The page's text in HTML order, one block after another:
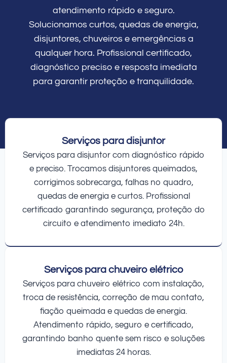
atendimento rápido e seguro.
Solucionamos curtos, quedas de energia,
disjuntores, chuveiros e emergências a
qualquer hora. Profissional certificado,
diagnóstico preciso e resposta imediata
para garantir proteção e tranquilidade.
Serviços para disjuntor
Serviços para disjuntor com diagnóstico rápido
e preciso. Trocamos disjuntores queimados,
corrigimos sobrecarga, falhas no quadro,
quedas de energia e curtos. Profissional
certificado garantindo segurança, proteção do
circuito e atendimento imediato 24h.
Serviços para chuveiro elétrico
Serviços para chuveiro elétrico com instalação,
troca de resistência, correção de mau contato,
fiação queimada e quedas de energia.
Atendimento rápido, seguro e certificado,
garantindo banho quente sem risco e soluções
imediatas 24 horas.